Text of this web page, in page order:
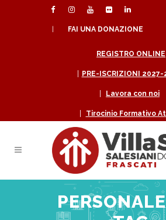
FAI UNA DONAZIONE
REGISTRO ONLINE
PRE-ISCRIZIONI
Lavora con noi
Tirocinio Formativo